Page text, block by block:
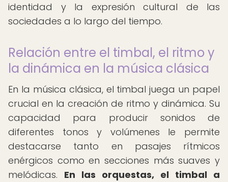
identidad y la expresión cultural de las
sociedades a lo largo del tiempo.
Relación entre el timbal, el ritmo y
la dinámica en la música clásica
En la música clásica, el timbal juega un papel
crucial en la creación de ritmo y dinámica. Su
capacidad para producir sonidos de
diferentes tonos y volúmenes le permite
destacarse tanto en pasajes rítmicos
enérgicos como en secciones más suaves y
melódicas. En las orquestas, el timbal a